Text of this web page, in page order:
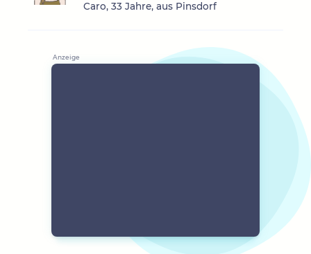
Caro, 33 Jahre, aus Pinsdorf